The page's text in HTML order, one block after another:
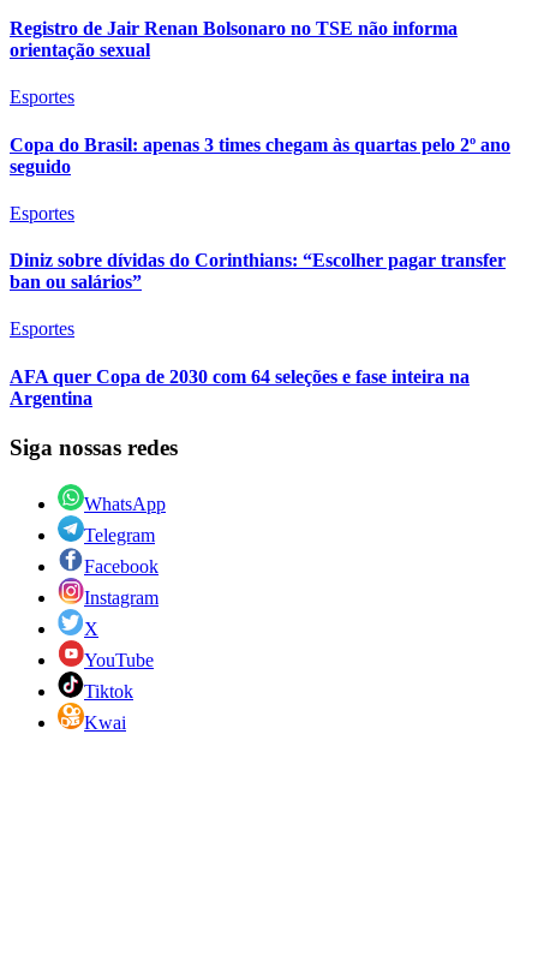
Registro de Jair Renan Bolsonaro no TSE não informa
orientação sexual
Esportes
Copa do Brasil: apenas 3 times chegam às quartas pelo 2º ano
seguido
Esportes
Diniz sobre dívidas do Corinthians: “Escolher pagar transfer
ban ou salários”
Esportes
AFA quer Copa de 2030 com 64 seleções e fase inteira na
Argentina
Siga nossas redes
WhatsApp
Telegram
Facebook
Instagram
X
YouTube
Tiktok
Kwai